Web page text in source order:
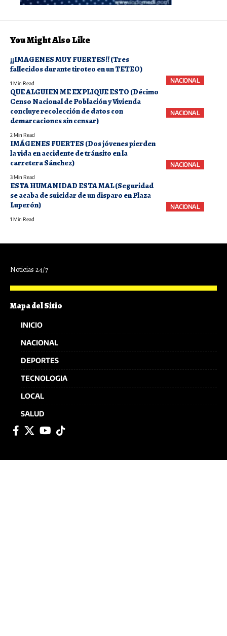
You Might Also Like
NACIONAL
¡¡IMAGENES MUY FUERTES!! (Tres
fallecidos durante tiroteo en un TETEO)
1 Min Read
NACIONAL
QUE ALGUIEN ME EXPLIQUE ESTO (Décimo
Censo Nacional de Población y Vivienda
concluye recolección de datos con
demarcaciones sin censar)
2 Min Read
NACIONAL
IMÁGENES FUERTES (Dos jóvenes pierden
la vida en accidente de tránsito en la
carretera Sánchez)
3 Min Read
NACIONAL
ESTA HUMANIDAD ESTA MAL (Seguridad
se acaba de suicidar de un disparo en Plaza
Luperón)
1 Min Read
Noticias 24/7
Mapa del Sitio
INICIO
NACIONAL
DEPORTES
TECNOLOGIA
LOCAL
SALUD